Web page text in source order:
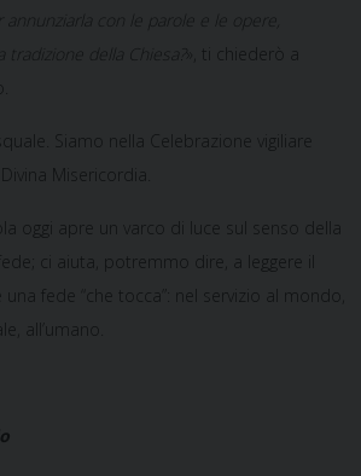
annunziarla con le parole e le opere,
tradizione della Chiesa?
», ti chiederò a
Siamo nella Celebrazione vigiliare
Misericordia.
oggi apre un varco di luce sul senso della
ci aiuta, potremmo dire, a leggere il
fede “che tocca”: nel servizio al mondo,
all’umano.